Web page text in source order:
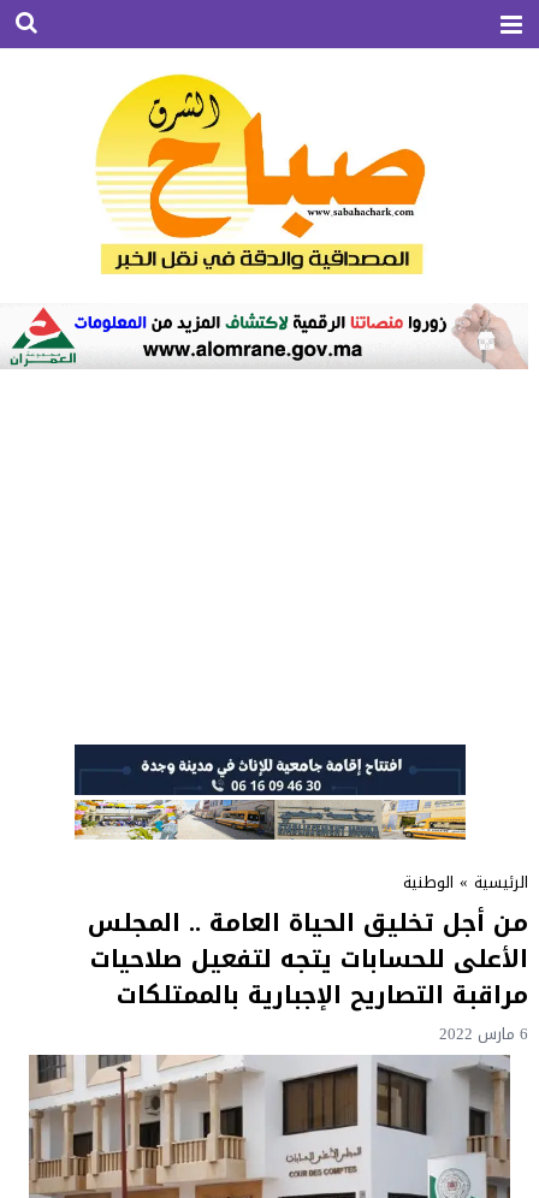
الرئيسية » الوطنية
من أجل تخليق الحياة العامة .. المجلس
الأعلى للحسابات يتجه لتفعيل صلاحيات
مراقبة التصاريح الإجبارية بالممتلكات
6 مارس 2022